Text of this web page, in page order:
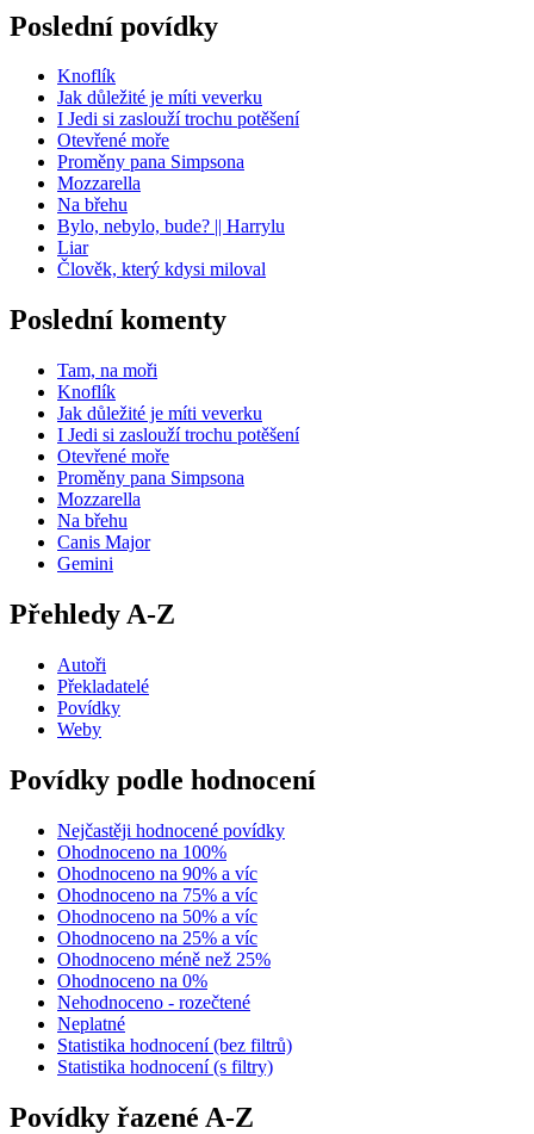
Poslední povídky
Knoflík
Jak důležité je míti veverku
I Jedi si zaslouží trochu potěšení
Otevřené moře
Proměny pana Simpsona
Mozzarella
Na břehu
Bylo, nebylo, bude? || Harrylu
Liar
Člověk, který kdysi miloval
Poslední komenty
Tam, na moři
Knoflík
Jak důležité je míti veverku
I Jedi si zaslouží trochu potěšení
Otevřené moře
Proměny pana Simpsona
Mozzarella
Na břehu
Canis Major
Gemini
Přehledy A-Z
Autoři
Překladatelé
Povídky
Weby
Povídky podle hodnocení
Nejčastěji hodnocené povídky
Ohodnoceno na 100%
Ohodnoceno na 90% a víc
Ohodnoceno na 75% a víc
Ohodnoceno na 50% a víc
Ohodnoceno na 25% a víc
Ohodnoceno méně než 25%
Ohodnoceno na 0%
Nehodnoceno - rozečtené
Neplatné
Statistika hodnocení (bez filtrů)
Statistika hodnocení (s filtry)
Povídky řazené A-Z